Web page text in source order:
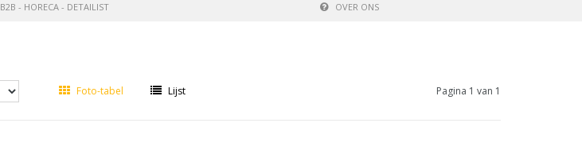
B2B - HORECA - DETAILIST OVER ONS
Foto-tabel Lijst Pagina 1 van 1